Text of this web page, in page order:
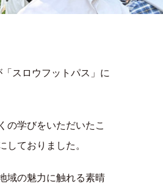
スロウフットパス」に
の学びをいただいたこ
しておりました。
域の魅力に触れる素晴